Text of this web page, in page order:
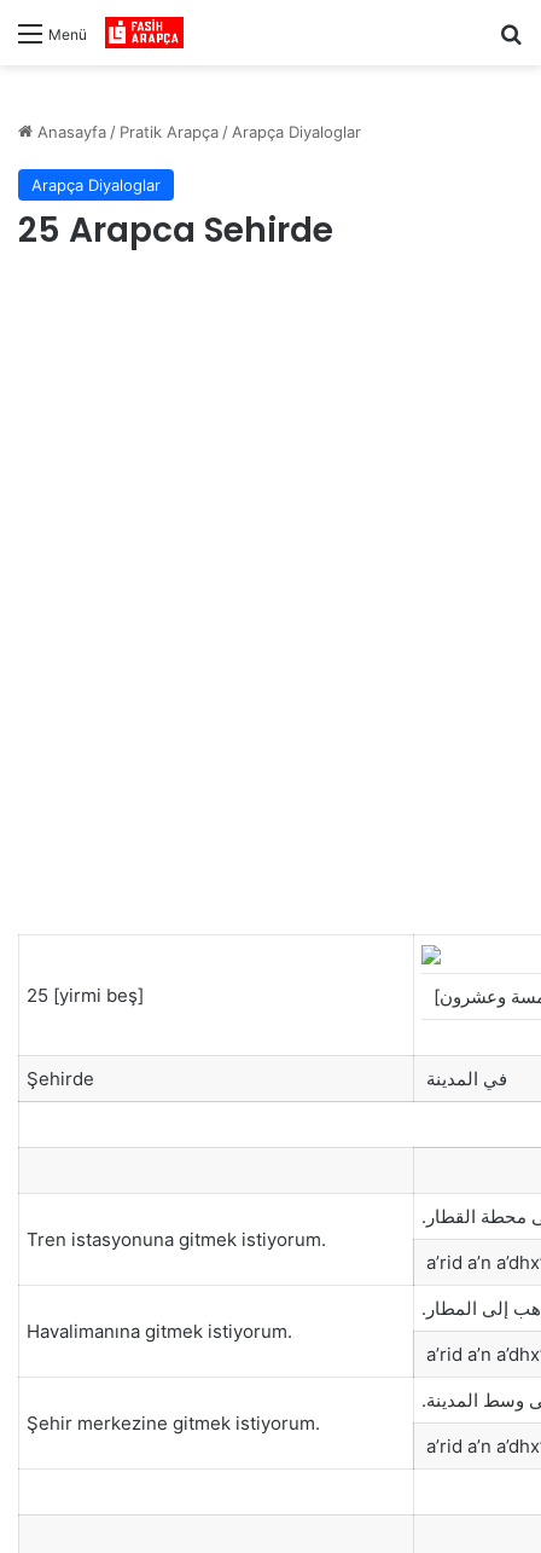
Menü
Anasayfa / Pratik Arapça / Arapça Diyaloglar
Arapça Diyaloglar
25 Arapca Sehirde
25 [yirmi beş]
Şehirde في المدينة
Tren istasyonuna gitmek istiyorum.
محطة القطار.
a’rid a’n
Havalimanına gitmek istiyorum.
إلى المطار.
a’rid a’n
Şehir merkezine gitmek istiyorum.
وسط المدينة.
a’rid a’n